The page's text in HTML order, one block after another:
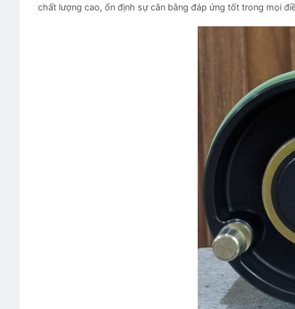
chất lượng cao, ổn định sự cân bằng đáp ứng tốt trong mọi